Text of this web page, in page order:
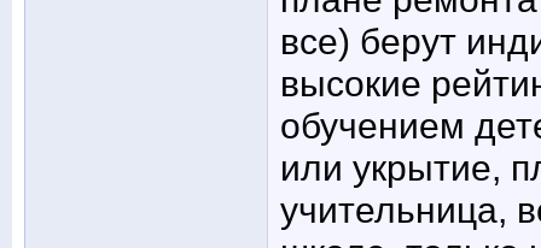
все) берут
высокие
обучением
или укрытие,
учительница,